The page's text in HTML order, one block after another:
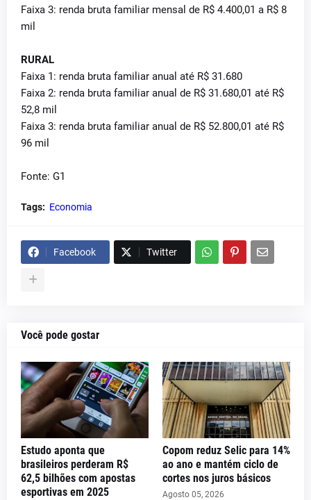
Faixa 3: renda bruta familiar mensal de R$ 4.400,01 a R$ 8
mil
RURAL
Faixa 1: renda bruta familiar anual até R$ 31.680
Faixa 2: renda bruta familiar anual de R$ 31.680,01 até R$
52,8 mil
Faixa 3: renda bruta familiar anual de R$ 52.800,01 até R$
96 mil
Fonte: G1
Tags: Economia
Facebook Twitter
Você pode gostar
Estudo aponta que
brasileiros perderam R$
62,5 bilhões com apostas
esportivas em 2025
Copom reduz Selic para 14%
ao ano e mantém ciclo de
cortes nos juros básicos
Agosto 05, 2026